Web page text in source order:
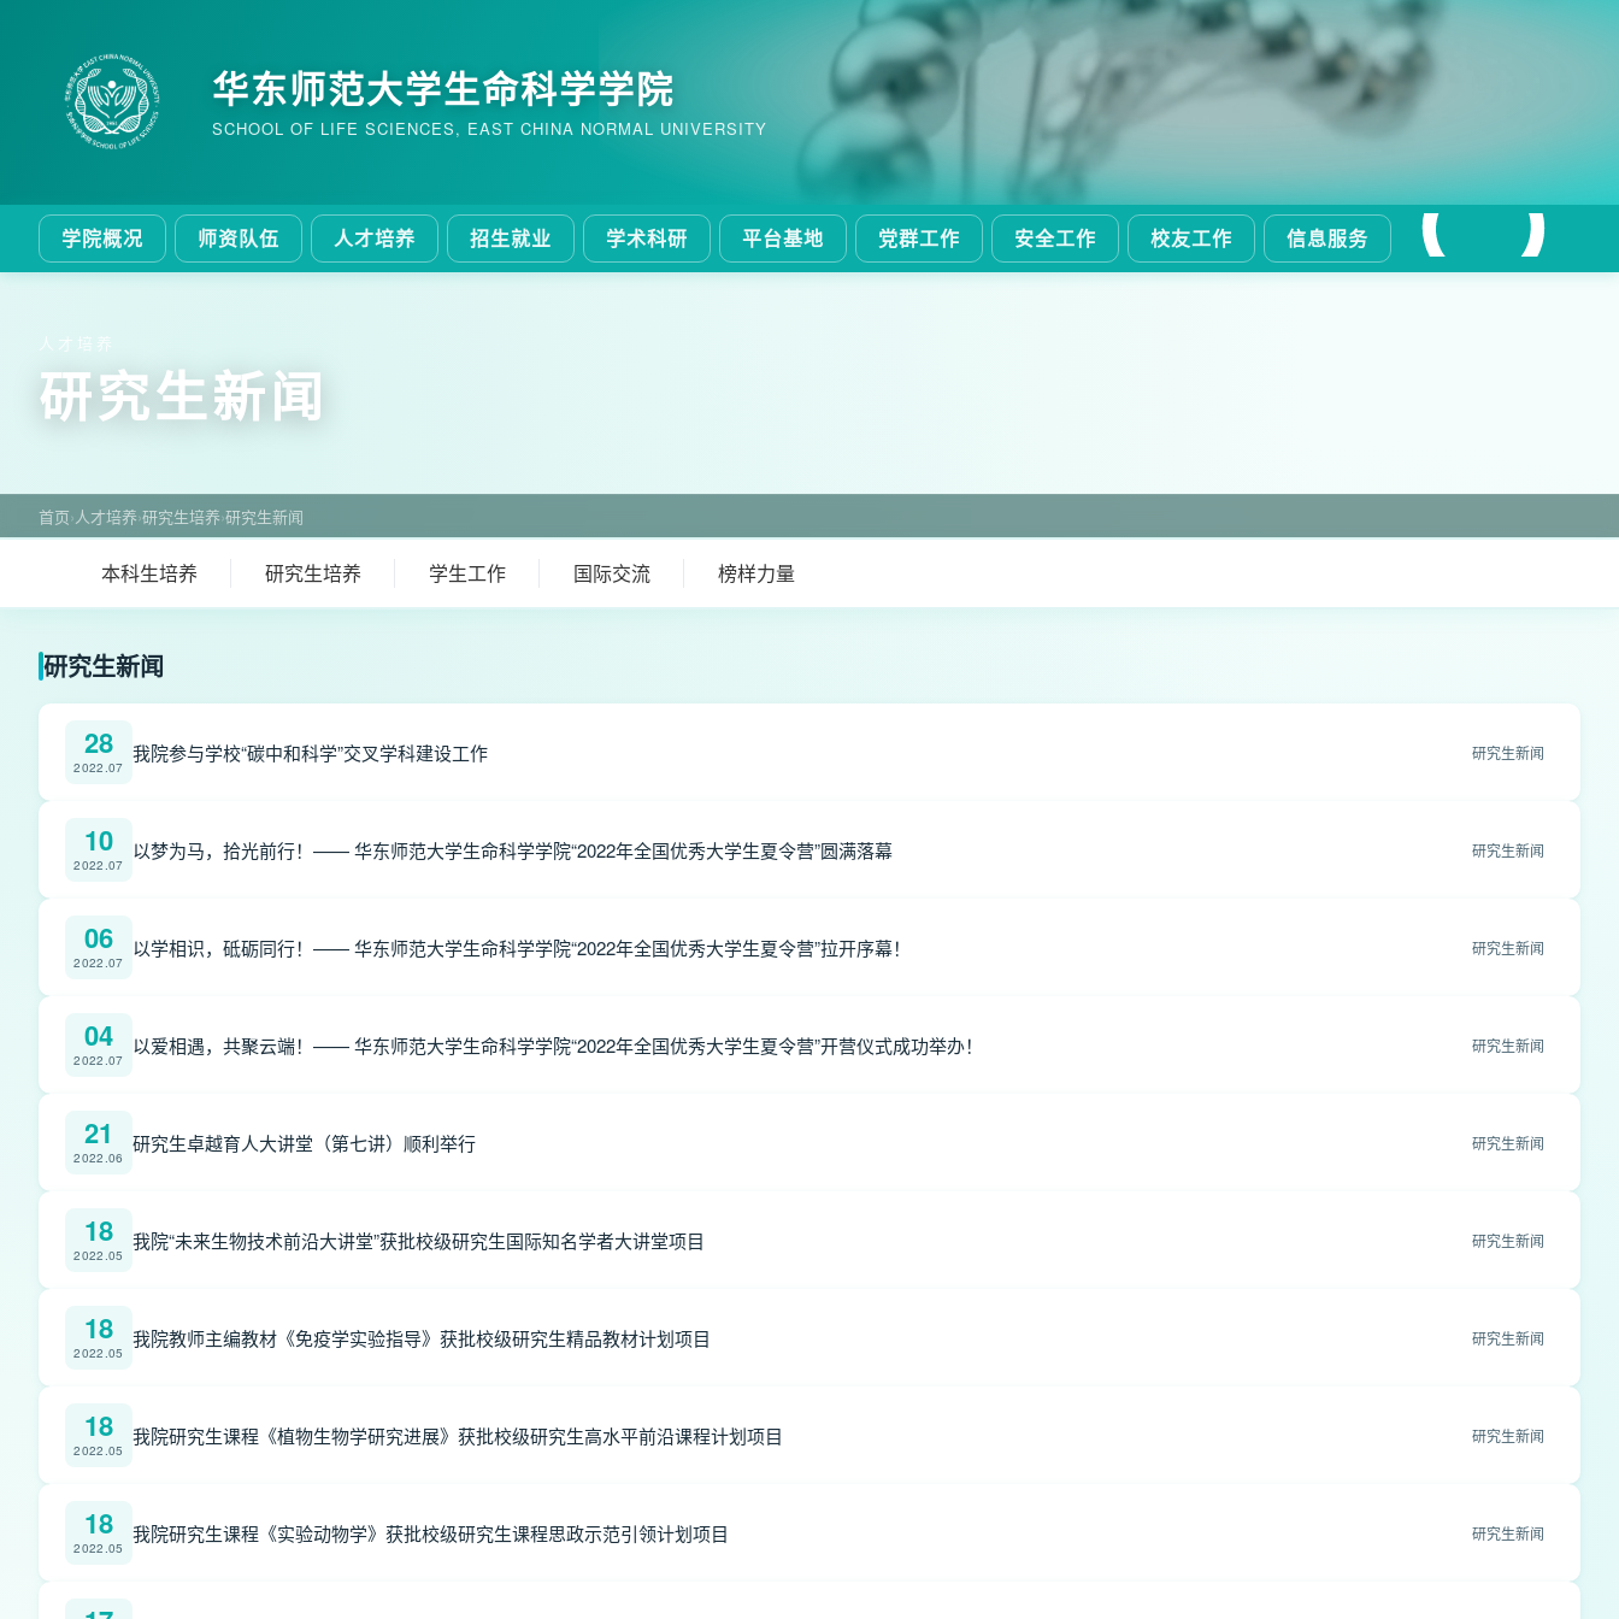
华东师范大学生命科学学院
SCHOOL OF LIFE SCIENCES, EAST CHINA NORMAL UNIVERSITY
学院概况 师资队伍 人才培养 招生就业 学术科研 平台基地 党群工作 安全工作 校友工作 信息服务
人才培养
研究生新闻
首页›人才培养›研究生培养›研究生新闻
本科生培养 研究生培养 学生工作 国际交流 榜样力量
研究生新闻
28
2022.07
我院参与学校“碳中和科学”交叉学科建设工作 研究生新闻
10
2022.07
以梦为马，拾光前行！—— 华东师范大学生命科学学院“2022年全国优秀大学生夏令营”圆满落幕 研究生新闻
06
2022.07
以学相识，砥砺同行！—— 华东师范大学生命科学学院“2022年全国优秀大学生夏令营”拉开序幕！ 研究生新闻
04
2022.07
以爱相遇，共聚云端！—— 华东师范大学生命科学学院“2022年全国优秀大学生夏令营”开营仪式成功举办！ 研究生新闻
21
2022.06
研究生卓越育人大讲堂（第七讲）顺利举行 研究生新闻
18
2022.05
我院“未来生物技术前沿大讲堂”获批校级研究生国际知名学者大讲堂项目 研究生新闻
18
2022.05
我院教师主编教材《免疫学实验指导》获批校级研究生精品教材计划项目 研究生新闻
18
2022.05
我院研究生课程《植物生物学研究进展》获批校级研究生高水平前沿课程计划项目 研究生新闻
18
2022.05
我院研究生课程《实验动物学》获批校级研究生课程思政示范引领计划项目 研究生新闻